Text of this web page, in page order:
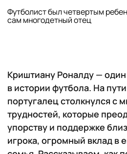
Футболист был четвертым
сам многодетный отец
Криштиану Роналду —
в истории футбола. На
португалец столкнулся с
трудностей, которые
упорству и поддержке
игрока, огромный вклад в